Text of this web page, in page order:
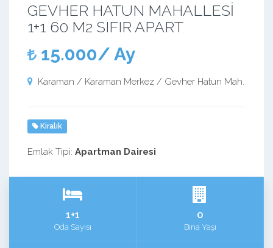
GEVHER HATUN MAHALLESİ
1+1 60 M2 SIFIR APART
15.000/ Ay
Karaman / Karaman Merkez / Gevher Hatun Mah.
Kiralık
Emlak Tipi: Apartman Dairesi
1+1
Oda Sayısı
0
Bina Yaşı